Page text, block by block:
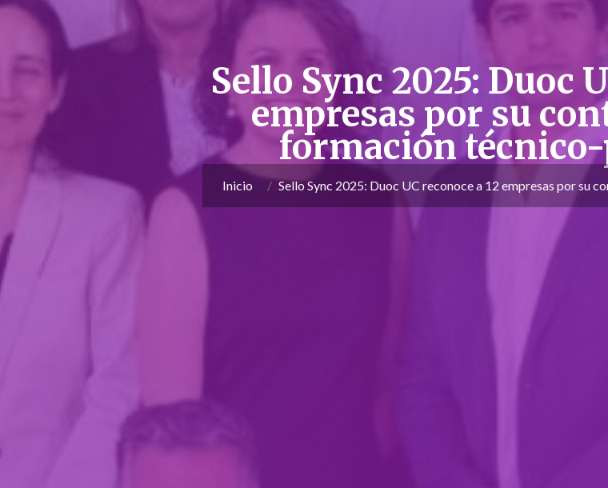
Sello Sync 2025: Duoc
empresas por su
formación
Inicio Sello Sync 2025: Duoc UC reconoce a 12 empresas por su